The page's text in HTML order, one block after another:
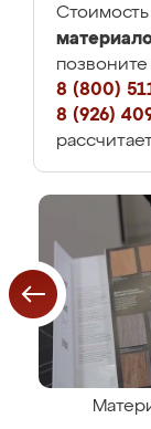
8 (800)
8 (926)